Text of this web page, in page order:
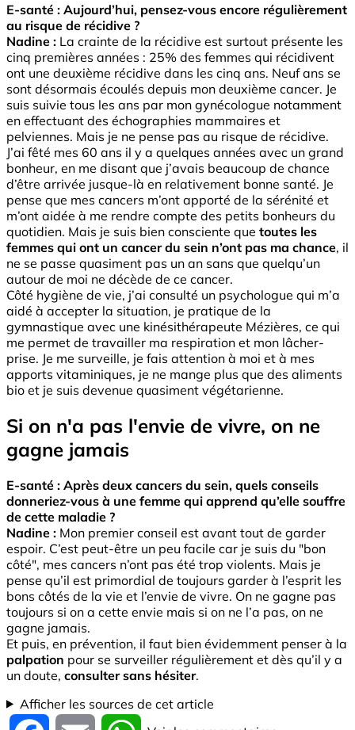
E-santé : Aujourd’hui, pensez-vous encore régulièrement
au risque de récidive ?
Nadine : La crainte de la récidive est surtout présente les
cinq premières années : 25% des femmes qui récidivent
ont une deuxième récidive dans les cinq ans. Neuf ans se
sont désormais écoulés depuis mon deuxième cancer. Je
suis suivie tous les ans par mon gynécologue notamment
en effectuant des échographies mammaires et
pelviennes. Mais je ne pense pas au risque de récidive.
J’ai fêté mes 60 ans il y a quelques années avec un grand
bonheur, en me disant que j’avais beaucoup de chance
d’être arrivée jusque-là en relativement bonne santé. Je
pense que mes cancers m’ont apporté de la sérénité et
m’ont aidée à me rendre compte des petits bonheurs du
quotidien. Mais je suis bien consciente que toutes les
femmes qui ont un cancer du sein n’ont pas ma chance, il
ne se passe quasiment pas un an sans que quelqu’un
autour de moi ne décède de ce cancer.
Côté hygiène de vie, j’ai consulté un psychologue qui m’a
aidé à accepter la situation, je pratique de la
gymnastique avec une kinésithérapeute Mézières, ce qui
me permet de travailler ma respiration et mon lâcher-
prise. Je me surveille, je fais attention à moi et à mes
apports vitaminiques, je ne mange plus que des aliments
bio et je suis devenue quasiment végétarienne.
Si on n'a pas l'envie de vivre, on ne
gagne jamais
E-santé : Après deux cancers du sein, quels conseils
donneriez-vous à une femme qui apprend qu’elle souffre
de cette maladie ?
Nadine : Mon premier conseil est avant tout de garder
espoir. C’est peut-être un peu facile car je suis du "bon
côté", mes cancers n’ont pas été trop violents. Mais je
pense qu’il est primordial de toujours garder à l’esprit les
bons côtés de la vie et l’envie de vivre. On ne gagne pas
toujours si on a cette envie mais si on ne l’a pas, on ne
gagne jamais.
Et puis, en prévention, il faut bien évidemment penser à la
palpation pour se surveiller régulièrement et dès qu’il y a
un doute, consulter sans hésiter.
Afficher les sources de cet article